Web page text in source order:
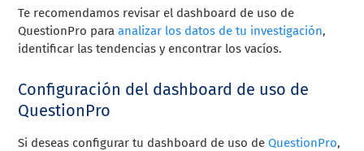
Te recomendamos revisar el dashboard de uso de
QuestionPro paraanalizar los datos de tu investigación,
identificar las tendencias y encontrar los vacíos.
Configuración del dashboard de uso de
QuestionPro
Si deseas configurar tu dashboard de uso deQuestionPro,